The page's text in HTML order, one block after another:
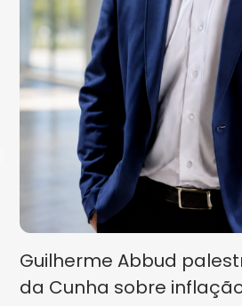
Guilherme Abbud
da Cunha sobre